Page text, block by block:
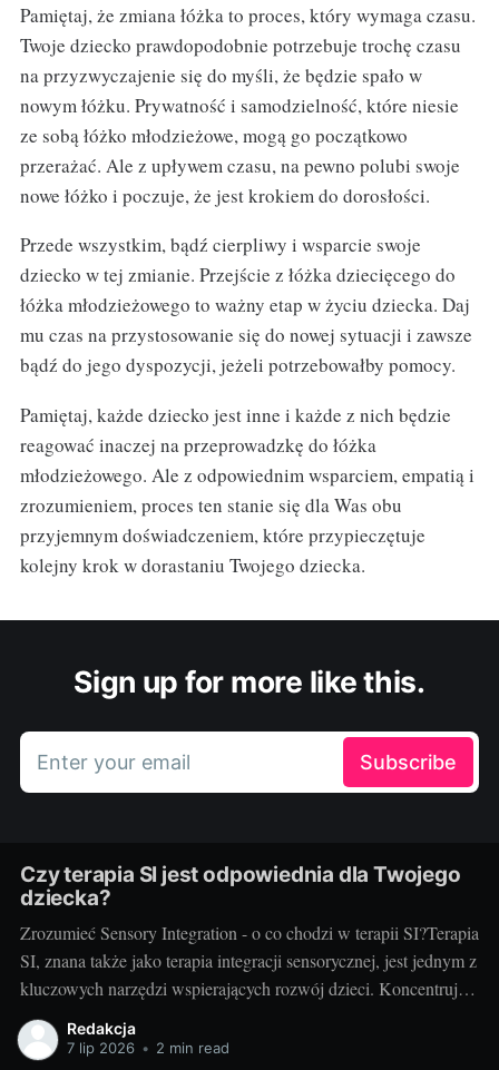
Pamiętaj, że zmiana łóżka to proces, który wymaga czasu.
Twoje dziecko prawdopodobnie potrzebuje trochę czasu
na przyzwyczajenie się do myśli, że będzie spało w
nowym łóżku. Prywatność i samodzielność, które niesie
ze sobą łóżko młodzieżowe, mogą go początkowo
przerażać. Ale z upływem czasu, na pewno polubi swoje
nowe łóżko i poczuje, że jest krokiem do dorosłości.
Przede wszystkim, bądź cierpliwy i wsparcie swoje
dziecko w tej zmianie. Przejście z łóżka dziecięcego do
łóżka młodzieżowego to ważny etap w życiu dziecka. Daj
mu czas na przystosowanie się do nowej sytuacji i zawsze
bądź do jego dyspozycji, jeżeli potrzebowałby pomocy.
Pamiętaj, każde dziecko jest inne i każde z nich będzie
reagować inaczej na przeprowadzkę do łóżka
młodzieżowego. Ale z odpowiednim wsparciem, empatią i
zrozumieniem, proces ten stanie się dla Was obu
przyjemnym doświadczeniem, które przypieczętuje
kolejny krok w dorastaniu Twojego dziecka.
Sign up for more like this.
Enter your email Subscribe
Czy terapia SI jest odpowiednia dla Twojego
dziecka?
Zrozumieć Sensory Integration - o co chodzi w terapii SI?Terapia
SI, znana także jako terapia integracji sensorycznej, jest jednym z
kluczowych narzędzi wspierających rozwój dzieci. Koncentruje
się na pomocy dzieciom w uzyskaniu lepszej kontroli nad swoim
ciałem oraz w zrozumieniu i procesowaniu informacji
Redakcja
7 lip 2026 • 2 min read